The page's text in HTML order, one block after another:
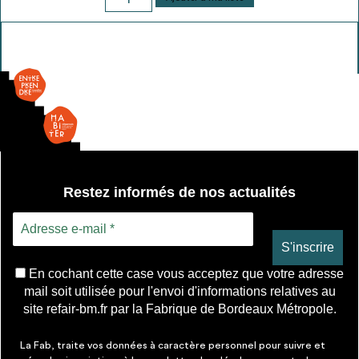
de
Restez informés de nos actualités
En cochant cette case vous acceptez que votre adresse
mail soit utilisée pour l'envoi d'informations relatives au
site refair-bm.fr par la Fabrique de Bordeaux Métropole.
La Fab, traite vos données à caractère personnel pour suivre et